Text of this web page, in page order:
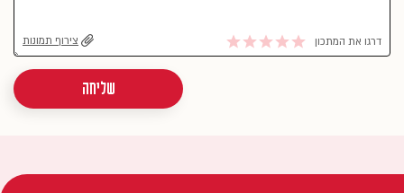
דרגו את המתכון צירוף תמונות
שליחה